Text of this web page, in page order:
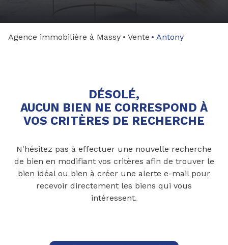
syndic
Agence immobilière à Massy Vente Antony
DÉSOLÉ,
AUCUN BIEN NE CORRESPOND À
VOS CRITÈRES DE RECHERCHE
N'hésitez pas à effectuer une nouvelle recherche
de bien en modifiant vos critères afin de trouver le
bien idéal ou bien à créer une alerte e-mail pour
recevoir directement les biens qui vous
intéressent.